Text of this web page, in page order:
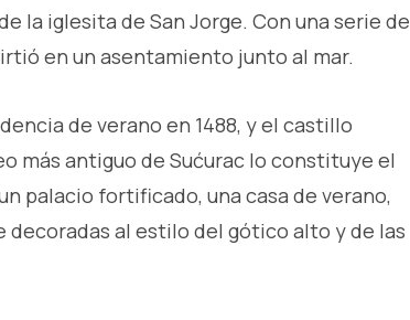
la iglesita de San Jorge. Con una serie de
en un asentamiento junto al mar.
de verano en 1488, y el castillo
más antiguo de Sućurac lo constituye el
palacio fortificado, una casa de verano,
decoradas al estilo del gótico alto y de las